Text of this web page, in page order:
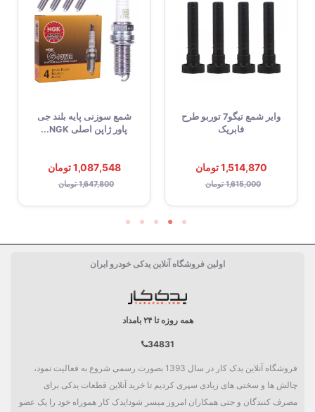
وایر شمع تیگو7 توربو طرح
فابریک
1,514,870 تومان
1,615,000 تومان
شمع سوزنی پایه بلند جی
پاور ژاپن اصلی NGK...
1,087,548 تومان
1,647,800 تومان
اولین فروشگاه آنلاین یدکی خودرو ایران
همه روزه تا ۲۴ بامداد
34831
فروشگاه آنلاین یدک کار در سال 1393 بصورت رسمی شروع به فعالیت نمود،
چالش ها و سختی های زیادی سپری کردیم تا خرید آنلاین قطعات یدکی برای
مصرف کنندگان و حتی همکاران امروز میسر شود!یدک کار هموراه خود را یک عضو